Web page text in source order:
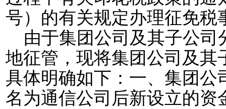
号）的有关规定办理征免税
由于集团公司及其子公
地征管，现将集团公司及
具体明确如下：一、集团公
名为通信公司后新设立的